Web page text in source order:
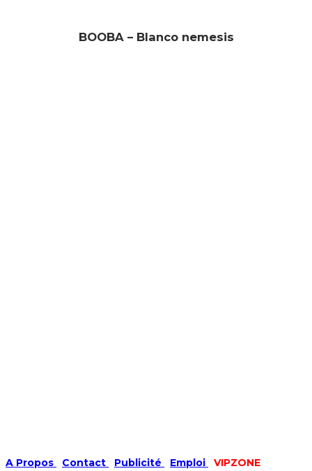
BOOBA – Blanco nemesis
A Propos Contact Publicité Emploi
VIPZONE